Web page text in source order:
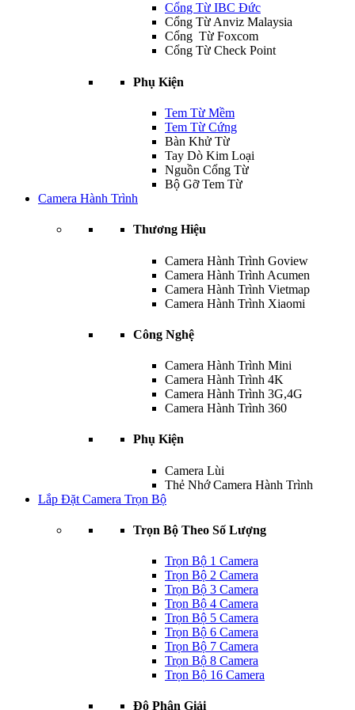
Cổng Từ IBC Đức
Cổng Từ Anviz Malaysia
Cổng Từ Foxcom
Cổng Từ Check Point
Phụ Kiện
Tem Từ Mềm
Tem Từ Cứng
Bàn Khử Từ
Tay Dò Kim Loại
Nguồn Cổng Từ
Bộ Gỡ Tem Từ
Camera Hành Trình
Thương Hiệu
Camera Hành Trình Goview
Camera Hành Trình Acumen
Camera Hành Trình Vietmap
Camera Hành Trình Xiaomi
Công Nghệ
Camera Hành Trình Mini
Camera Hành Trình 4K
Camera Hành Trình 3G,4G
Camera Hành Trình 360
Phụ Kiện
Camera Lùi
Thẻ Nhớ Camera Hành Trình
Lắp Đặt Camera Trọn Bộ
Trọn Bộ Theo Số Lượng
Trọn Bộ 1 Camera
Trọn Bộ 2 Camera
Trọn Bộ 3 Camera
Trọn Bộ 4 Camera
Trọn Bộ 5 Camera
Trọn Bộ 6 Camera
Trọn Bộ 7 Camera
Trọn Bộ 8 Camera
Trọn Bộ 16 Camera
Độ Phân Giải